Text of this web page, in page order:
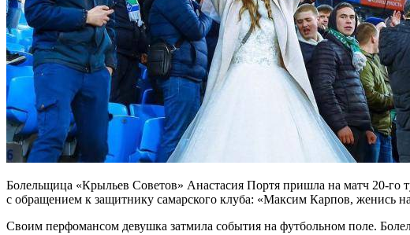
Болельщица «Крыльев Советов» Анастасия Портя пришла на матч 20-го
с обращением к защитнику самарского клуба: «Максим Карпов, женись
Своим перфомансом девушка затмила события на футбольном поле.